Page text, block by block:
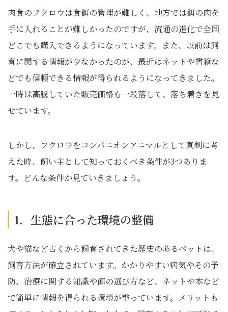
肉食のフクロウは食餌の管理が難しく、地方では餌の肉を
手に入れることが難しかったのですが、流通の進化で全国
どこでも購入できるようになっています。また、以前は飼
育に関する情報が少なかったのが、最近はネットや書籍な
どでも信頼できる情報が得られるようになってきました。
一時は高騰していた販売価格も一段落して、落ち着きを見
せています。
しかし、フクロウをコンパニオンアニマルとして真剣に考
えた時、飼い主として知っておくべき条件が3つありま
す。どんな条件か見ていきましょう。
1．生態に合った環境の整備
犬や猫など古くから飼育されてきた歴史のあるペットは、
飼育方法が確立されています。かかりやすい病気やその予
防、治療に関する知識や餌の選び方など、ネットや本など
で簡単に情報を得られる環境が整っています。メリットも